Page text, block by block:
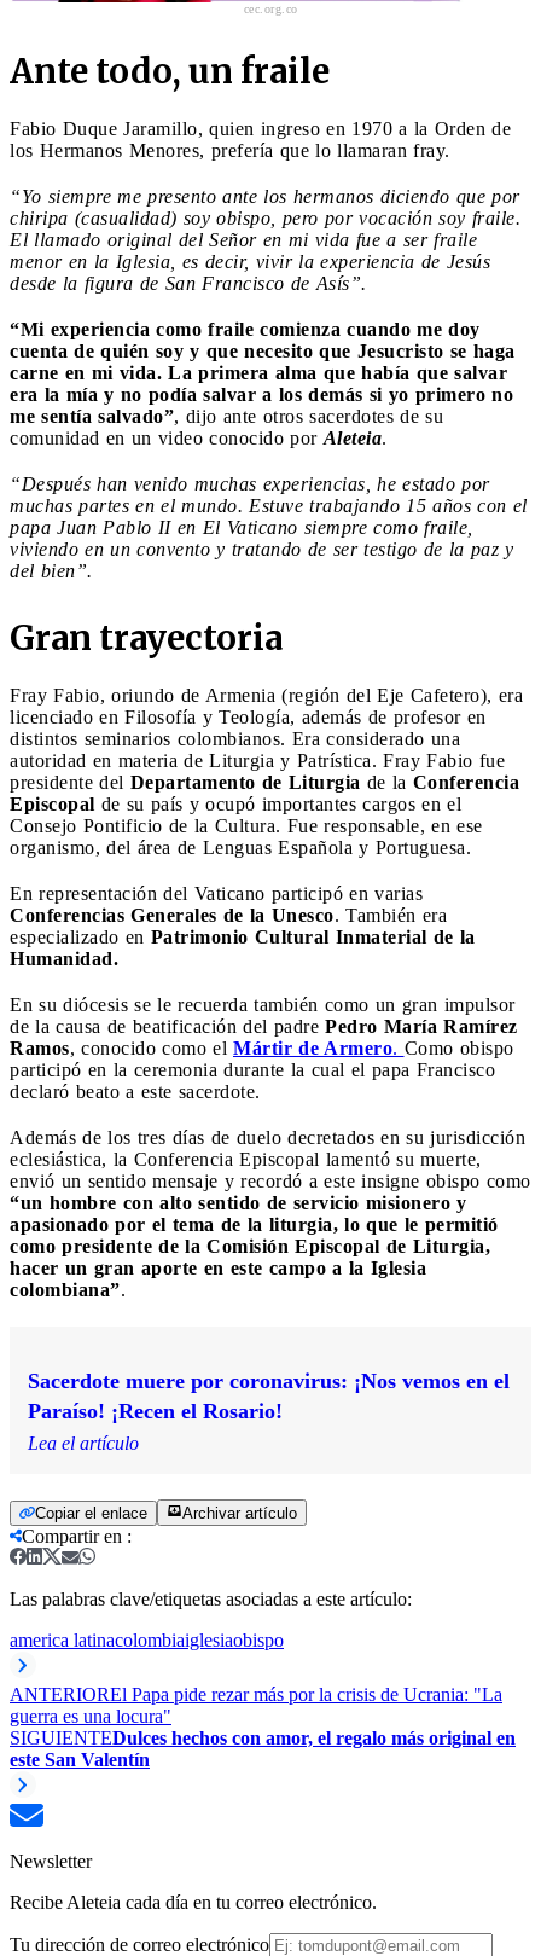
cec.org.co
Ante todo, un fraile
Fabio Duque Jaramillo, quien ingreso en 1970 a la Orden de
los Hermanos Menores, prefería que lo llamaran fray.
“Yo siempre me presento ante los hermanos diciendo que por
chiripa (casualidad) soy obispo, pero por vocación soy fraile.
El llamado original del Señor en mi vida fue a ser fraile
menor en la Iglesia, es decir, vivir la experiencia de Jesús
desde la figura de San Francisco de Asís”.
“Mi experiencia como fraile comienza cuando me doy
cuenta de quién soy y que necesito que Jesucristo se haga
carne en mi vida. La primera alma que había que salvar
era la mía y no podía salvar a los demás si yo primero no
me sentía salvado”, dijo ante otros sacerdotes de su
comunidad en un video conocido por Aleteia.
“Después han venido muchas experiencias, he estado por
muchas partes en el mundo. Estuve trabajando 15 años con el
papa Juan Pablo II en El Vaticano siempre como fraile,
viviendo en un convento y tratando de ser testigo de la paz y
del bien”.
Gran trayectoria
Fray Fabio, oriundo de Armenia (región del Eje Cafetero), era
licenciado en Filosofía y Teología, además de profesor en
distintos seminarios colombianos. Era considerado una
autoridad en materia de Liturgia y Patrística. Fray Fabio fue
presidente del Departamento de Liturgia de la Conferencia
Episcopal de su país y ocupó importantes cargos en el
Consejo Pontificio de la Cultura. Fue responsable, en ese
organismo, del área de Lenguas Española y Portuguesa.
En representación del Vaticano participó en varias
Conferencias Generales de la Unesco. También era
especializado en Patrimonio Cultural Inmaterial de la
Humanidad.
En su diócesis se le recuerda también como un gran impulsor
de la causa de beatificación del padre Pedro María Ramírez
Ramos, conocido como el Mártir de Armero. Como obispo
participó en la ceremonia durante la cual el papa Francisco
declaró beato a este sacerdote.
Además de los tres días de duelo decretados en su jurisdicción
eclesiástica, la Conferencia Episcopal lamentó su muerte,
envió un sentido mensaje y recordó a este insigne obispo como
“un hombre con alto sentido de servicio misionero y
apasionado por el tema de la liturgia, lo que le permitió
como presidente de la Comisión Episcopal de Liturgia,
hacer un gran aporte en este campo a la Iglesia
colombiana”.
Sacerdote muere por coronavirus: ¡Nos vemos en el
Paraíso! ¡Recen el Rosario!
Lea el artículo
Copiar el enlace Archivar artículo
Compartir en :
Las palabras clave/etiquetas asociadas a este artículo:
america latinacolombiaiglesiaobispo
ANTERIOREl Papa pide rezar más por la crisis de Ucrania: "La
guerra es una locura"
SIGUIENTEDulces hechos con amor, el regalo más original en
este San Valentín
Newsletter
Recibe Aleteia cada día en tu correo electrónico.
Tu dirección de correo electrónico